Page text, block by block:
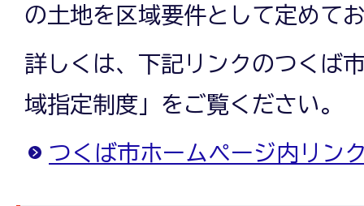
の土地を区域要件として定めて
詳しくは、下記リンクのつくば
域指定制度」をご覧ください。
つくば市ホームページ内リン